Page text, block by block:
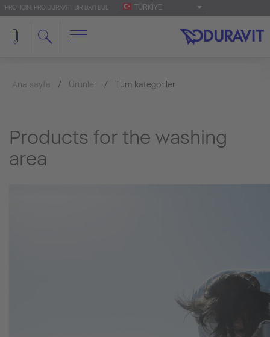
'PRO' IÇIN: PRO.DURAVIT BIR BAYI BUL TÜRKIYE
Ana sayfa Ürünler Tüm kategoriler
Products for the washing
area